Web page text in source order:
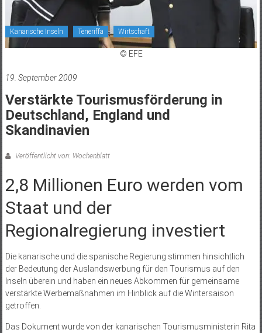
Kanarische Inseln Teneriffa Wirtschaft
© EFE
19. September 2009
Verstärkte Tourismusförderung in
Deutschland, England und
Skandinavien
Veröffentlicht von: Wochenblatt
2,8 Millionen Euro werden vom
Staat und der
Regionalregierung investiert
Die kanarische und die spanische Regierung stimmen hinsichtlich
der Bedeutung der Auslandswerbung für den Tourismus auf den
Inseln überein und haben ein neues Abkommen für gemeinsame
verstärkte Werbemaßnahmen im Hinblick auf die Wintersaison
getroffen.
Das Dokument wurde von der kanarischen Tourismusministerin Rita